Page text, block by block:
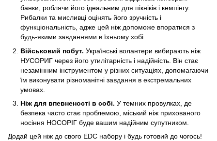
банки, роблячи його ідеальним для пікніків і кемпінгу.
Рибалки та мисливці оцінять його зручність і
функціональність, адже цей ніж допоможе впоратися з
будь-якими завданнями в їхньому хобі.
Військовий побут. Українські волантери вибирають ніж
НУСОРИГ через його утилітарність і надійність. Він стає
незамінним інструментом у різних ситуаціях, допомагаючи
їм виконувати різноманітні завдання в екстремальних
умовах.
Ніж для впевненості в собі. У темних провулках, де
безпека часто стає проблемою, міський ніж прихованого
носіння НОСОРІГ буде вашим надійним супутником.
Додай цей ніж до свого EDC набору і будь готовий до чогось!